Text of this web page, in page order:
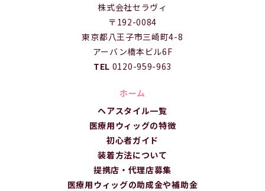
株式会社セラヴィ
〒192-0084
東京都八王子市三崎町4-8
アーバン橋本ビル6F
TEL 0120-959-963
ホーム
ヘアスタイル一覧
医療用ウィッグの特徴
初心者ガイド
装着方法について
提携店・代理店募集
医療用ウィッグの助成金や補助金